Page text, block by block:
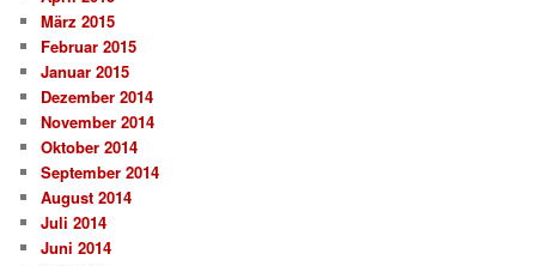
März 2015
Februar 2015
Januar 2015
Dezember 2014
November 2014
Oktober 2014
September 2014
August 2014
Juli 2014
Juni 2014